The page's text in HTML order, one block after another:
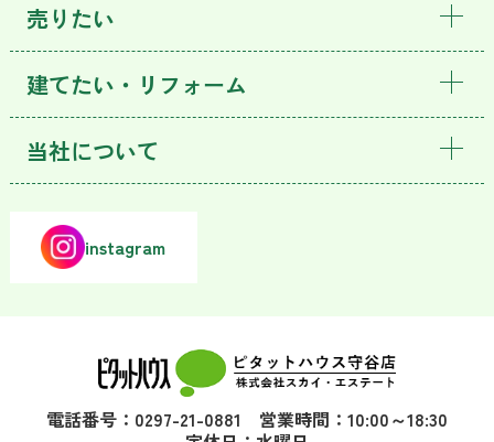
売りたい
建てたい・リフォーム
当社について
instagram
電話番号：0297-21-0881 営業時間：10:00～18:30